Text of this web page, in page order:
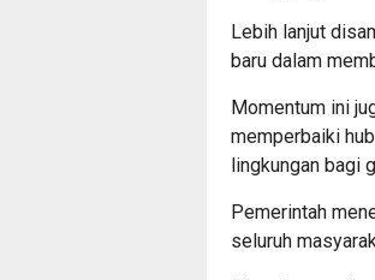
Lebih lanjut
baru dalam
Momentum ini
memperbaiki
lingkungan bagi
Pemerintah
seluruh